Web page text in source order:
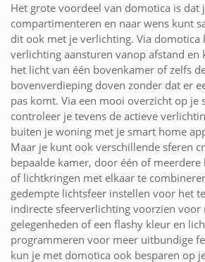
Het grote voordeel van domotica is dat
compartimenteren en naar wens kunt
dit ook met je verlichting. Via domotica
verlichting aansturen vanop afstand en
het licht van één bovenkamer of zelfs
bovenverdieping doven zonder dat er
pas komt. Via een mooi overzicht op je
controleer je tevens de actieve
buiten je woning met je smart home
Maar je kunt ook verschillende sferen
bepaalde kamer, door één of
of lichtkringen met elkaar te
gedempte lichtsfeer instellen voor het
indirecte sfeerverlichting voorzien voor
gelegenheden of een flashy kleur en
programmeren voor meer uitbundige
kun je met domotica ook besparen op